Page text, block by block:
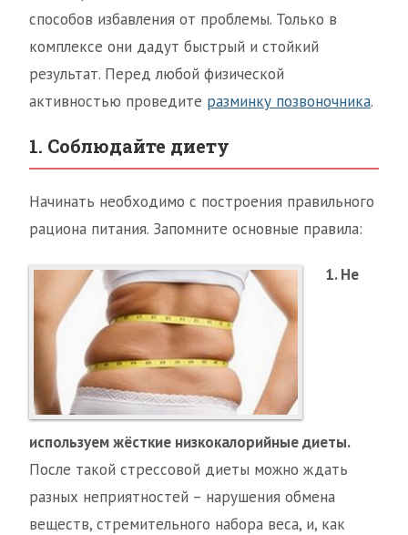
способов избавления от проблемы. Только в
комплексе они дадут быстрый и стойкий
результат. Перед любой физической
активностью проведите разминку позвоночника.
1. Соблюдайте диету
Начинать необходимо с построения правильного
рациона питания. Запомните основные правила:
1. Не
используем жёсткие низкокалорийные диеты.
После такой стрессовой диеты можно ждать
разных неприятностей – нарушения обмена
веществ, стремительного набора веса, и, как